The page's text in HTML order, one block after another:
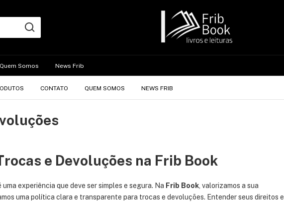
Quem Somos News Frib
CONTATO QUEM SOMOS NEWS FRIB
e Devoluções na Frib Book
uma experiência que deve ser simples e segura. Na Frib Book, valorizamos a sua
uma política clara e transparente para trocas e devoluções. Entender seus direitos e